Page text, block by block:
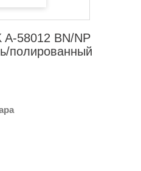
A-58012 BN/NP
полированный